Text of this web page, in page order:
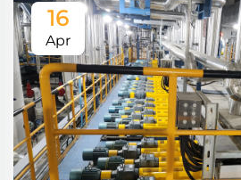
16
Apr